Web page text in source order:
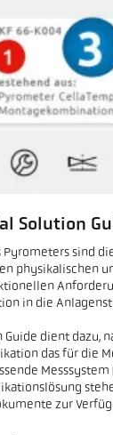
Solution
Pyrometers sind
physikalischen
in die
dient dazu,
das für die
Messsystem
zur